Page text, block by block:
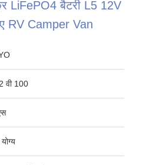
LiFePO4 बैटरी L5 12V
RV Camper Van
वी 100